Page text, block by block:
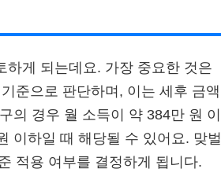
하게 되는데요. 가장 중요한 것은
준으로 판단하며, 이는 세후 금액
의 경우 월 소득이 약 384만 원 이
이하일 때 해당될 수 있어요. 맞벌
적용 여부를 결정하게 됩니다.